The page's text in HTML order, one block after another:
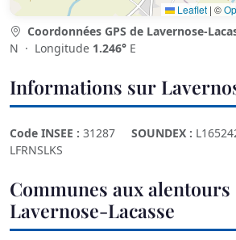
Leaflet | ©
Coordonnées GPS de Lavernose-
N · Longitude 1.246° E
Informations sur
Code INSEE : 31287 SOUNDEX :
LFRNSLKS
Communes aux alentours
Lavernose-Lacasse